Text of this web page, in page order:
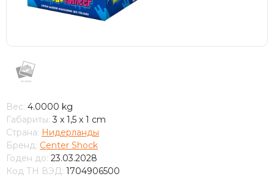
Вес: 4.0000 kg
Габариты: 3 x 1,5 x 1 cm
Страна: Нидерланды
Бренд: Center Shock
Годен до: 23.03.2028
Код ТН ВЭД: 1704906500